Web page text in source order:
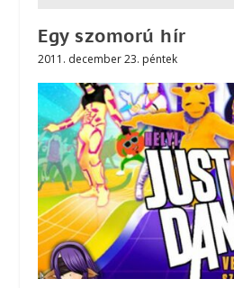
Egy szomorú hír
2011. december 23. péntek